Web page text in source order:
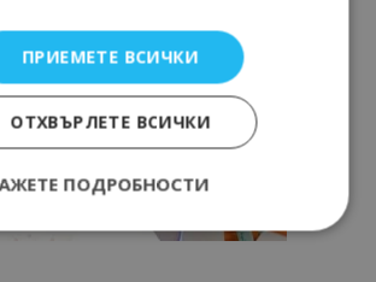
ПРИЕМЕТЕ ВСИЧКИ
ОТХВЪРЛЕТЕ ВСИЧКИ
ПОДРОБНОСТИ